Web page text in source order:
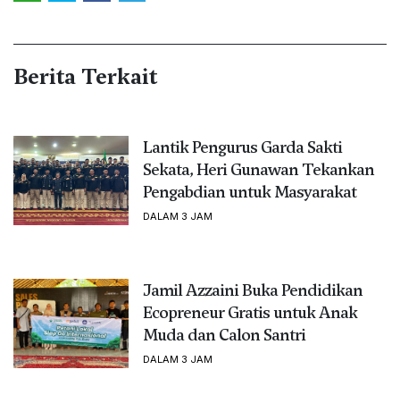
Berita Terkait
Lantik Pengurus Garda Sakti
Sekata, Heri Gunawan Tekankan
Pengabdian untuk Masyarakat
DALAM 3 JAM
Jamil Azzaini Buka Pendidikan
Ecopreneur Gratis untuk Anak
Muda dan Calon Santri
DALAM 3 JAM